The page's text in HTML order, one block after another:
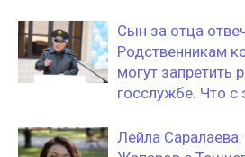
Сын за отца
Родственникам
могут запретить
госслужбе. Что с
Лейла